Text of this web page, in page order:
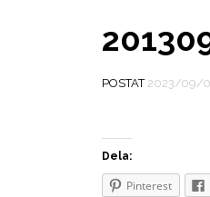
POSTAT 2023/09/
Dela:
Pinterest